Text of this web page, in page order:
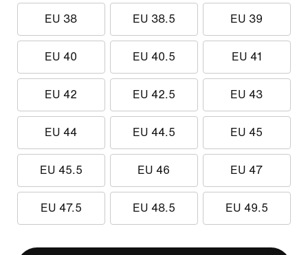
EU 38 EU 38.5 EU 39
EU 40 EU 40.5 EU 41
EU 42 EU 42.5 EU 43
EU 44 EU 44.5 EU 45
EU 45.5 EU 46 EU 47
EU 47.5 EU 48.5 EU 49.5